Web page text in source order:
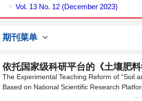
Vol. 13 No. 12 (December 2023)
期刊菜单
依托国家级科研平台的《土壤肥
The Experimental Teaching Reform of “Soil
Based on National Scientific Research